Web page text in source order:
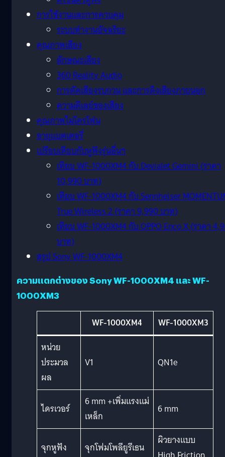
การใช้งานและการควบคุม
ระบบทำงานอัจฉริยะ
คุณภาพเสียง
ลักษณะเสียง
360 Reality Audio
การตัดเสียงรบกวน และการดึงเสียงภายนอก
ความดีเลย์ของเสียง
คุณภาพไมโครโฟน
อายุแบตเตอรี่
เปรียบเทียบกับหูฟังรุ่นอื่นๆ
เทียบ WF-1000XM4 กับ Devialet Gemini (ราคา
10,990 บาท)
เทียบ WF-1000XM4 กับ Sennheiser
True Wireless 2 (ราคา 9,990 บาท)
เทียบ WF-1000XM4 กับ OPPO Enco X (ราคา
บาท)
สรุป Sony WF-1000XM4
ความแตกต่างของ Sony WF-1000XM4 และ WF-
1000XM3
WF-1000XM4
WF-1000XM3
หน่วย
ประมวล
ผล
V1 QN1e
ไดรเวอร์
6 mm +เพิ่มแรงแม่
เหล็ก
6 mm
จุกหูฟัง จุกโฟมโพลียูรีเธน
ผิวยางแบบ